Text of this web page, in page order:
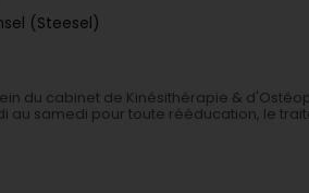
(Steesel)
du cabinet de Kinésithérapie &
au samedi pour toute rééducation, le